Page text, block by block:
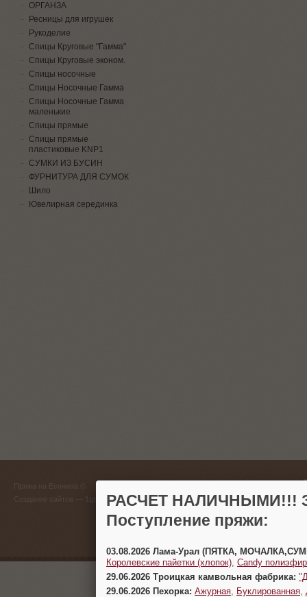
ОРГАНЗА
Ресницы для игрушек
Рукоделие
Спицы Круговые "Гамма"
Спицы Круговые эконом.
Спицы носочные
Спицы Носочные Гамма
Спицы Носочные Гамма
маленькие
Спицы прямые
Спицы прямые
пластиковые KNP1
СУМКИ ИЗ БУСИН
ФУРНИТУРА ДЛЯ СУМОК
Шило
Ювелирная серединка
Пряжа на Есенина ©
Создание сайтов
(383)
г.
РАСЧЕТ НАЛИЧНЫМИ!!!
Поступление пряжи:
03.08.2026 Лама-Урал (ПЯТКА,
Королевские пайетки (хлопок) Candy
29.06.2026 Троицкая камвольная фабрика:
29.06.2026 Пехорка: Ажурная Буклированная